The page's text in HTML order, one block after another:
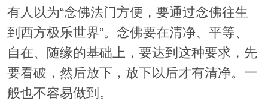
有人以为“念佛法门方便，要通过念佛往生
到西方极乐世界”。念佛要在清净、平等、
自在、随缘的基础上，要达到这种要求，先
要看破，然后放下，放下以后才有清净。一
般也不容易做到。